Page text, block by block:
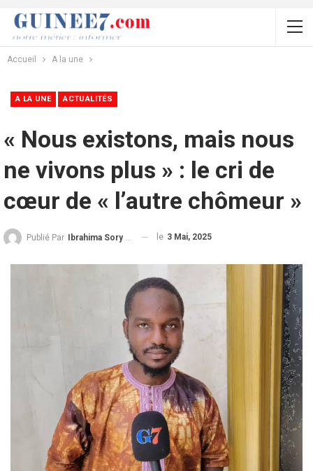
Accueil A la une
A LA UNE ACTUALITÉS
« Nous existons, mais nous
ne vivons plus » : le cri de
cœur de « l’autre chômeur »
Publié Par Ibrahima Sory Diallo le 3 Mai, 2025